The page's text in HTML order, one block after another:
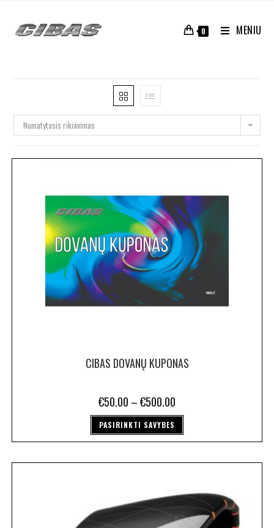
0 MENIU
Numatytasis rikiavimas
CIBAS DOVANŲ KUPONAS
€50.00 –€500.00
PASIRINKTI SAVYBES